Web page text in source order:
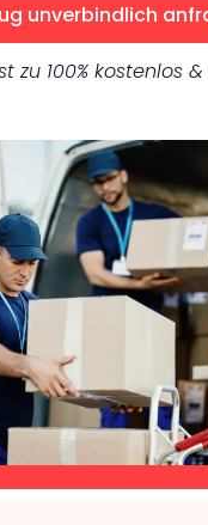
unverbindlich
zu 100% kostenlos